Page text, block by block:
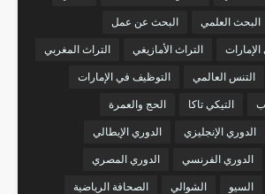
البحث العلمي البحث عن عمل
التراث الأمازيغي التراث المغربي
التنس العالمي التوظيف في الإمارات
التيكي تاكا الحج والعمرة
الدوري الإنجليزي الدوري الإيطالي
الدوري الفرنسي الدوري المصري
السيو الشوالي الصحافة الرياضية